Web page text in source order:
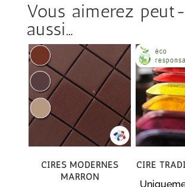
Vous aimerez
aussi…
Cires modernes
marron
Cire